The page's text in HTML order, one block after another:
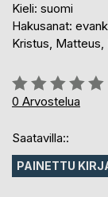
Kieli: suomi
Hakusanat:
Kristus, Matteus,
Arvostelu::
0%
0 Arvostelua
Saatavilla::
PAINETTU